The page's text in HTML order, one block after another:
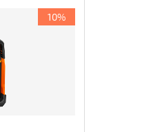
10%